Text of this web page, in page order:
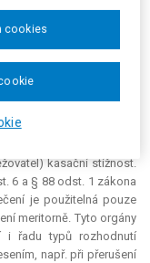
ustanovení zákona
Napadené rozhodnutí
orgánem a mělo
kasační stížnost.
6 a § 88 odst. 1 zákona
je použitelná pouze
meritorně. Tyto orgány
i řadu typů rozhodnutí
např. při přerušení
cookies